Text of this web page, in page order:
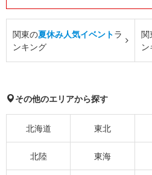
関東の夏休み人気イベントラ
ンキング
関
その他のエリアから探す
北海道 東北
北陸 東海